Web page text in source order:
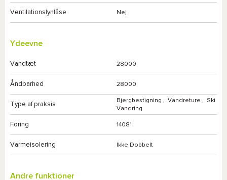
Ventilationslynlåse Nej
Ydeevne
Vandtæt 28000
Åndbarhed 28000
Type af praksis
Bjergbestigning , Vandreture , Ski
Vandring
Foring 14081
Varmeisolering Ikke Dobbelt
Andre funktioner